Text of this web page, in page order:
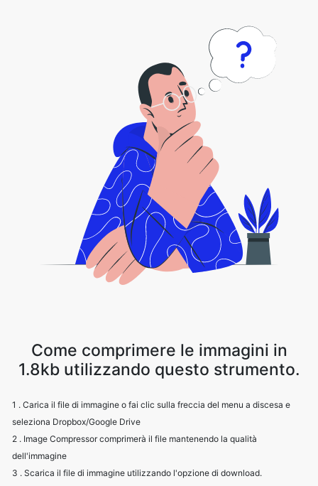
1 . Carica il file di immagine o fai clic sulla freccia del menu a discesa e
seleziona Dropbox/Google Drive
dell'immagine
3 . Scarica il file di immagine utilizzando l'opzione di download.